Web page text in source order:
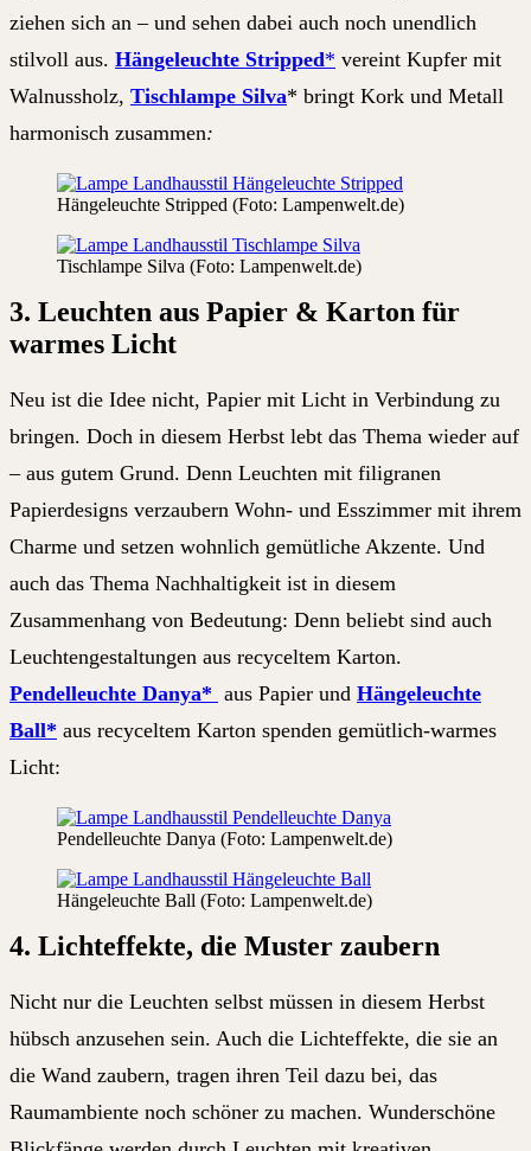
ziehen sich an – und sehen dabei auch noch unendlich
stilvoll aus. Hängeleuchte Stripped* vereint Kupfer mit
Walnussholz, Tischlampe Silva* bringt Kork und Metall
harmonisch zusammen:
Hängeleuchte Stripped (Foto: Lampenwelt.de)
Tischlampe Silva (Foto: Lampenwelt.de)
3. Leuchten aus Papier & Karton für
warmes Licht
Neu ist die Idee nicht, Papier mit Licht in Verbindung zu
bringen. Doch in diesem Herbst lebt das Thema wieder auf
– aus gutem Grund. Denn Leuchten mit filigranen
Papierdesigns verzaubern Wohn- und Esszimmer mit ihrem
Charme und setzen wohnlich gemütliche Akzente. Und
auch das Thema Nachhaltigkeit ist in diesem
Zusammenhang von Bedeutung: Denn beliebt sind auch
Leuchtengestaltungen aus recyceltem Karton.
Pendelleuchte Danya* aus Papier und Hängeleuchte
Ball* aus recyceltem Karton spenden gemütlich-warmes
Licht:
Pendelleuchte Danya (Foto: Lampenwelt.de)
Hängeleuchte Ball (Foto: Lampenwelt.de)
4. Lichteffekte, die Muster zaubern
Nicht nur die Leuchten selbst müssen in diesem Herbst
hübsch anzusehen sein. Auch die Lichteffekte, die sie an
die Wand zaubern, tragen ihren Teil dazu bei, das
Raumambiente noch schöner zu machen. Wunderschöne